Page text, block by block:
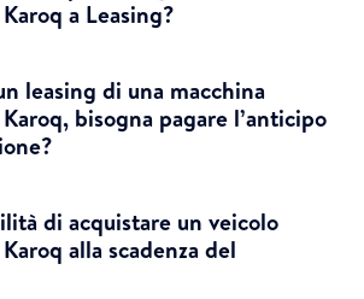
a Leasing?
leasing di una macchina
bisogna pagare l’anticipo
di acquistare un veicolo
alla scadenza del